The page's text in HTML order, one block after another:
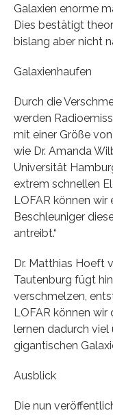
Galaxien enorme
Dies bestätigt
bislang aber nicht
Galaxienhaufen
Durch die
werden
mit einer Größe
wie Dr. Amanda
Universität
extrem schnellen
LOFAR können
Beschleuniger
antreibt.“
Dr. Matthias Hoeft
Tautenburg fügt
verschmelzen,
LOFAR können
lernen dadurch viel
gigantischen
Ausblick
Die nun